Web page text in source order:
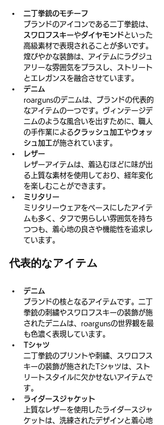
二丁拳銃のモチーフ
ブランドのアイコンである二丁拳銃は、
スワロフスキーやダイヤモンド といった
高級素材で表現されることが多いです。
煌びやかな装飾は、アイテムにラグジュ
アリーな雰囲気をプラスし、ストリート
とエレガンスを融合させています。
デニム
roargunsのデニムは、ブランドの代表的
なアイテムの一つです。ヴィンテージデ
ニムのような風合いを出すために、職人
の手作業によるクラッシュ加工やウォッ
シュ加工が施されています。
レザー
レザーアイテムは、着込むほどに味が出
る上質な素材を使用しており、経年変化
を楽しむことができます。
ミリタリー
ミリタリーウェアをベースにしたアイテ
ムも多く、タフで男らしい雰囲気を持ち
つつも、着心地の良さや機能性を追求し
ています。
代表的なアイテム
デニム
ブランドの核となるアイテムです。二丁
拳銃の刺繍やスワロフスキーの装飾が施
されたデニムは、roargunsの世界観を最
も色濃く表現しています。
Tシャツ
二丁拳銃のプリントや刺繍、スワロフス
キーの装飾が施されたTシャツは、スト
リートスタイルに欠かせないアイテムで
す。
ライダースジャケット
上質なレザーを使用したライダースジャ
ケットは、洗練されたデザインと着心地